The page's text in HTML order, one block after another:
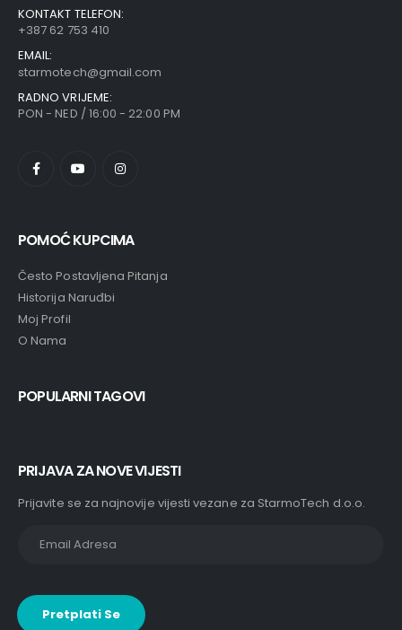
KONTAKT TELEFON:
+387 62 753 410
EMAIL:
starmotech@gmail.com
RADNO VRIJEME:
PON - NED / 16:00 - 22:00 PM
POMOĆ KUPCIMA
Često Postavljena Pitanja
Historija Naruđbi
Moj Profil
O Nama
POPULARNI TAGOVI
PRIJAVA ZA NOVE VIJESTI
Prijavite se za najnovije vijesti vezane za StarmoTech d.o.o.